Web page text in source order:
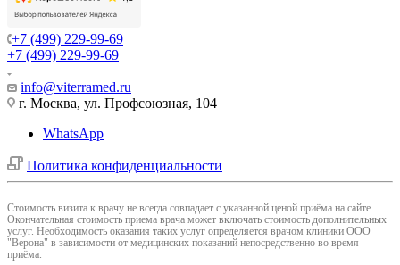
+7 (499) 229-99-69
+7 (499) 229-99-69
info@viterramed.ru
г. Москва, ул. Профсоюзная, 104
WhatsApp
Политика конфиденциальности
Cтоимость визита к врачу не всегда совпадает с указанной ценой приёма на сайте.
Окончательная стоимость приема врача может включать стоимость дополнительных
услуг. Необходимость оказания таких услуг определяется врачом клиники ООО
"Верона" в зависимости от медицинских показаний непосредственно во время
приёма.